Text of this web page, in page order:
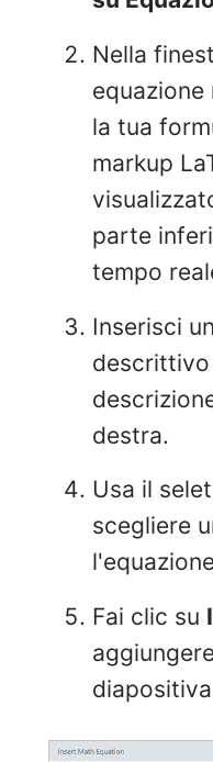
Nella
la tua
markup
parte
tempo
Inserisci
descrittivo
destra.
Usa il
scegliere
Fai clic su